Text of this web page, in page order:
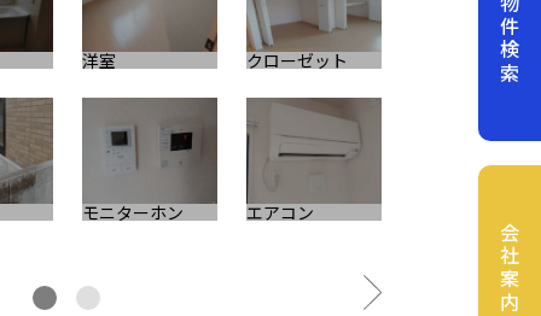
キッチン
洋室 クローゼット
モニターホン エアコン
物件検索
会社案内